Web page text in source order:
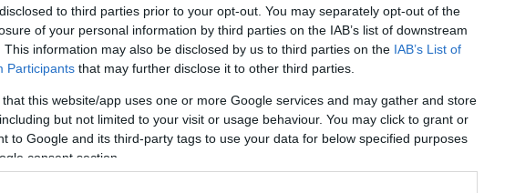
to third parties prior to your opt-out. You may separately opt-out of the
of your personal information by third parties on the IAB’s list of downstream
This information may also be disclosed by us to third parties on the IAB’s List of
Participants that may further disclose it to other third parties.
that this website/app uses one or more Google services and may gather and store
but not limited to your visit or usage behaviour. You may click to grant or
to Google and its third-party tags to use your data for below specified purposes
consent section.
Καρδίτσας 17.00 Καρδίτσα-Καστοριά
Σάββατο 18 Μαΐου
Μεσολογγίου 17.00 Χαρίλαος Τρικούπης-Ηρακλής (αν χρειαστεί)